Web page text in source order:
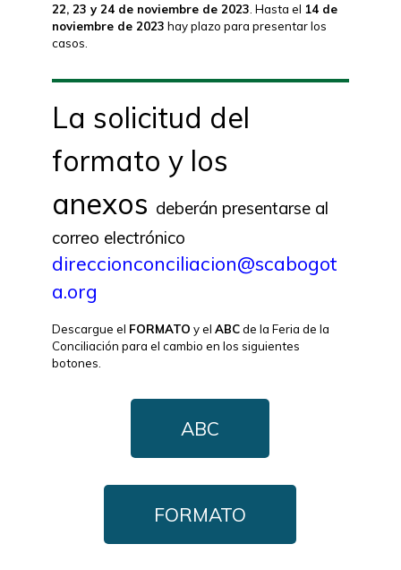
22, 23 y 24 de noviembre de 2023 . Hasta el 14 de
noviembre de 2023 hay plazo para presentar los
casos.
La solicitud del
formato y los
anexos deberán presentarse al
correo electrónico
direccionconciliacion@scabogot
a.org
Descargue el FORMATO y elABCde la Feria de la
Conciliación para el cambio en los siguientes
botones.
ABC
FORMATO